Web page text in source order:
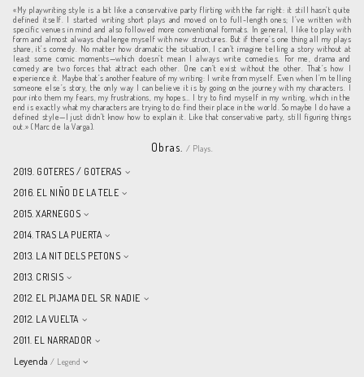
«My playwriting style is a bit like a conservative party flirting with the far right: it still hasn’t quite
defined itself. I started writing short plays and moved on to full-length ones; I’ve written with
specific venues in mind and also followed more conventional formats. In general, I like to play with
form and almost always challenge myself with new structures. But if there’s one thing all my plays
share, it’s comedy. No matter how dramatic the situation, I can’t imagine telling a story without at
least some comic moments—which doesn’t mean I always write comedies. For me, drama and
comedy are two forces that attract each other. One can’t exist without the other. That’s how I
experience it. Maybe that’s another feature of my writing: I write from myself. Even when I’m telling
someone else’s story, the only way I can believe it is by going on the journey with my characters. I
pour into them my fears, my frustrations, my hopes… I try to find myself in my writing, which in the
end is exactly what my characters are trying to do: find their place in the world. So maybe I do have a
defined style—I just didn’t know how to explain it. Like that conservative party, still figuring things
out.» (Marc de la Varga).
Obras. / Plays.
2019. GOTERES / GOTERAS
2016. EL NIÑO DE LA TELE
2015. XARNEGOS
2014. TRAS LA PUERTA
2013. LA NIT DELS PETONS
2013. CRISIS
2012. EL PIJAMA DEL SR. NADIE
2012. LA VUELTA
2011. EL NARRADOR
Leyenda / Legend